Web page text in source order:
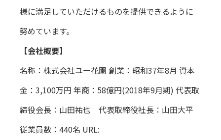
様に満足していただけるものを提供できるように
努めています。
【会社概要】
名称：株式会社ユー花園 創業：昭和37年8月 資本
金：3,100万円 年商：58億円(2018年9月期) 代表取
締役会長：山田祐也 代表取締役社長：山田大平
従業員数：440名 URL: